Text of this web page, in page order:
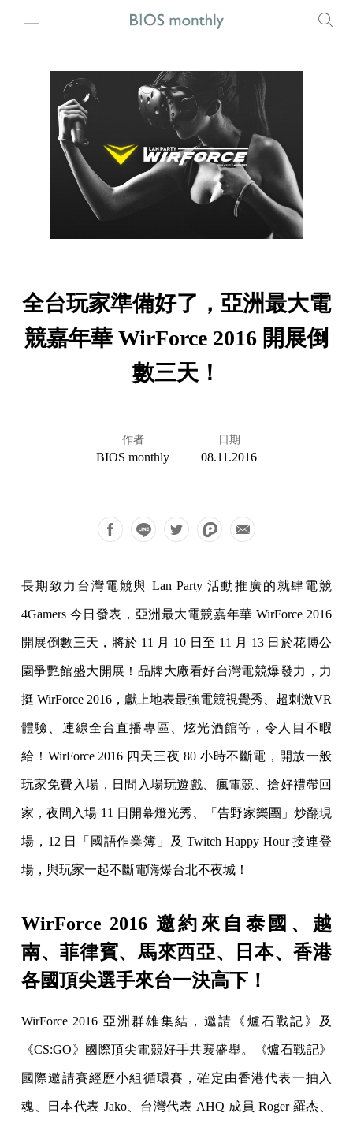
全台玩家準備好了，亞洲最大電
競嘉年華 WirForce 2016 開展倒
數三天！
作者
BIOS monthly
日期
08.11.2016
長期致力台灣電競與 Lan Party 活動推廣的就肆電競
4Gamers 今日發表，亞洲最大電競嘉年華 WirForce 2016
開展倒數三天，將於 11 月 10 日至 11 月 13 日於花博公
園爭艷館盛大開展！品牌大廠看好台灣電競爆發力，力
挺 WirForce 2016，獻上地表最強電競視覺秀、超刺激VR
體驗、連線全台直播專區、炫光酒館等，令人目不暇
給！WirForce 2016 四天三夜 80 小時不斷電，開放一般
玩家免費入場，日間入場玩遊戲、瘋電競、搶好禮帶回
家，夜間入場 11 日開幕燈光秀、「告野家樂團」炒翻現
場，12 日「國語作業簿」及 Twitch Happy Hour 接連登
場，與玩家一起不斷電嗨爆台北不夜城！
WirForce 2016 邀約來自泰國、越
南、菲律賓、馬來西亞、日本、香港
各國頂尖選手來台一決高下！
WirForce 2016 亞洲群雄集結，邀請《爐石戰記》及
《CS:GO》國際頂尖電競好手共襄盛舉。《爐石戰記》
國際邀請賽經歷小組循環賽，確定由香港代表一抽入
魂、日本代表 Jako、台灣代表 AHQ 成員 Roger 羅杰、